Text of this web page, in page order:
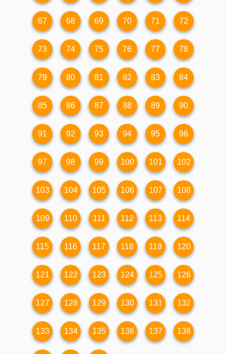
67 68 69 70 71 72
73 74 75 76 77 78
79 80 81 82 83 84
85 86 87 88 89 90
91 92 93 94 95 96
97 98 99 100 101 102
103 104 105 106 107 108
109 110 111 112 113 114
115 116 117 118 119 120
121 122 123 124 125 126
127 128 129 130 131 132
133 134 135 136 137 138